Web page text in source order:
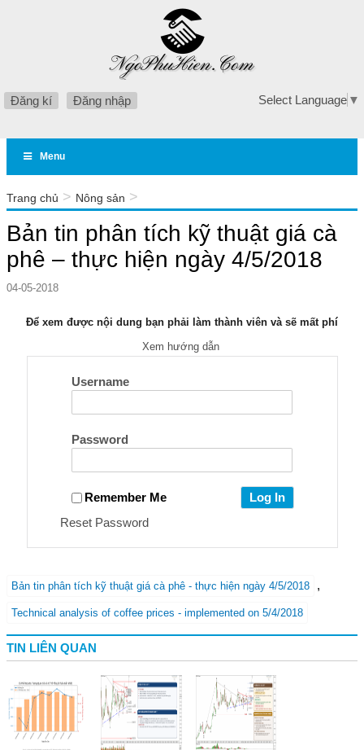
Đăng kí Đăng nhập Select Language ▼
Menu
Trang chủ > Nông sản >
4/5/2018
Bản tin phân tích kỹ thuật giá cà
phê – thực hiện ngày 4/5/2018
04-05-2018
Để xem được nội dung bạn phải làm thành viên và sẽ mất phí
Xem hướng dẫn
Username
Password
Remember Me
Reset Password
Bản tin phân tích kỹ thuật giá cà phê - thực hiện ngày 4/5/2018 ,
Technical analysis of coffee prices - implemented on 5/4/2018
TIN LIÊN QUAN